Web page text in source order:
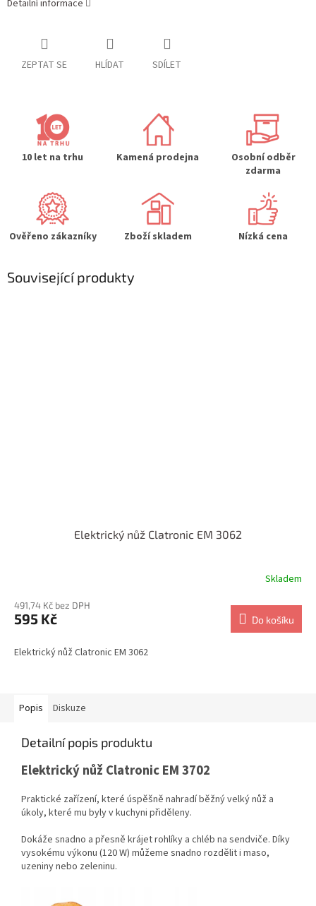
Detailní informace
ZEPTAT SE HLÍDAT SDÍLET
10 let na trhu Kamená prodejna
Osobní odběr
zdarma
Ověřeno zákazníky Zboží skladem Nízká cena
Související produkty
Elektrický nůž Clatronic EM 3062
Skladem
491,74 Kč bez DPH
595 Kč Do košíku
Elektrický nůž Clatronic EM 3062
Popis Diskuze
Detailní popis produktu
Elektrický nůž Clatronic EM 3702
Praktické zařízení, které úspěšně nahradí běžný velký nůž a
úkoly, které mu byly v kuchyni přiděleny.
Dokáže snadno a přesně krájet rohlíky a chléb na sendviče. Díky
vysokému výkonu (120 W) můžeme snadno rozdělit i maso,
uzeniny nebo zeleninu.